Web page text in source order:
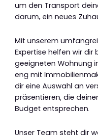
um den Transport
darum, ein neues
Mit unserem
Expertise helfen wir dir
geeigneten Wohnung
eng mit
dir eine Auswahl an
präsentieren, die
Budget entsprechen.
Unser Team steht dir